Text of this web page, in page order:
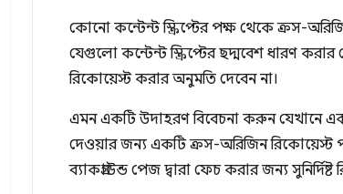
কোনো কন্টেন্ট স্ক্রিপ্টের পক্ষ থেকে ক্রস-
যেগুলো কন্টেন্ট স্ক্রিপ্টের ছদ্মবেশ ধারণ করার
রিকোয়েস্ট করার অনুমতি দেবেন না।
এমন একটি উদাহরণ বিবেচনা করুন যেখানে
দেওয়ার জন্য একটি ক্রস-অরিজিন রিকোয়েস্ট
ব্যাকগ্রাউন্ড পেজ দ্বারা ফেচ করার জন্য সুনির্দিষ্ট